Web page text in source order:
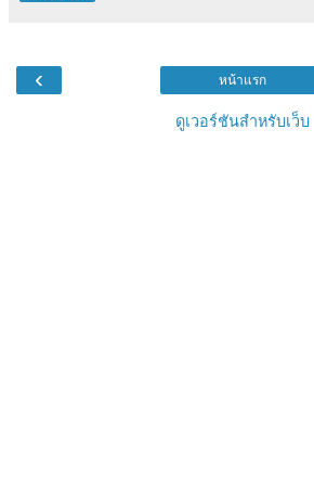
‹ หน้าแรก
ดูเวอร์ชันสำหรับเว็บ